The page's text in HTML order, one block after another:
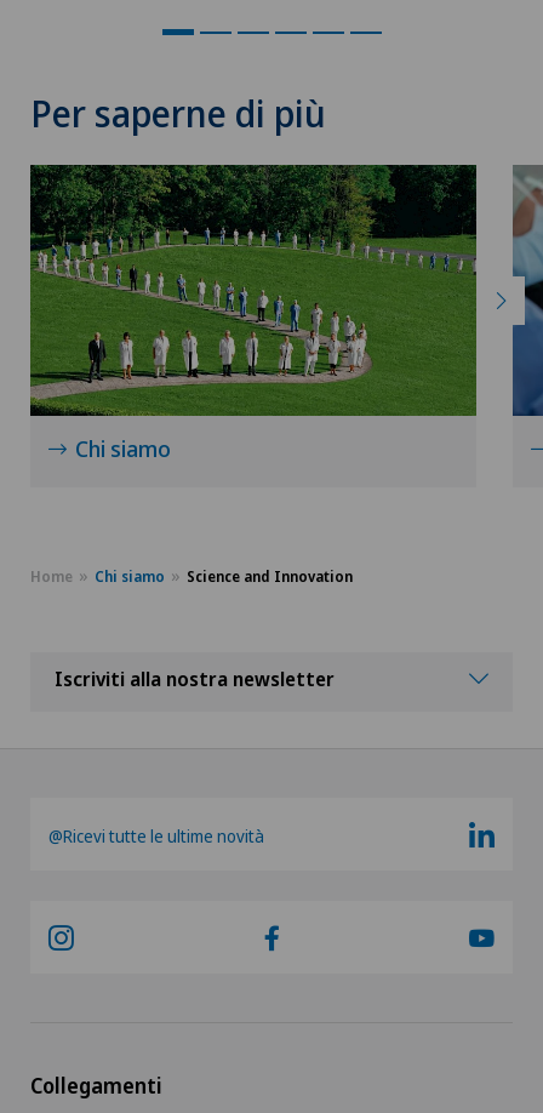
Per saperne di più
Chi siamo
Home Chi siamo Science and Innovation
Iscriviti alla nostra newsletter
@Ricevi tutte le ultime novità
Collegamenti